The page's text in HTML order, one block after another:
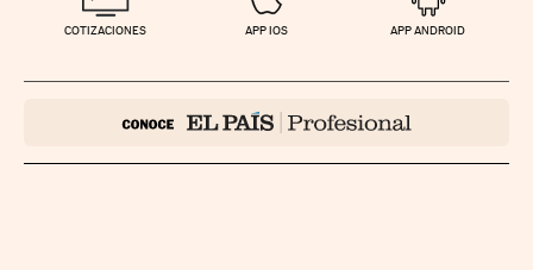
COTIZACIONES APP IOS APP ANDROID